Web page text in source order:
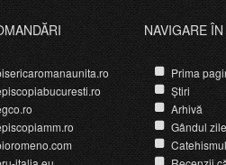
NAVIGARE
Prima
Știri
Arhivă
Gândul